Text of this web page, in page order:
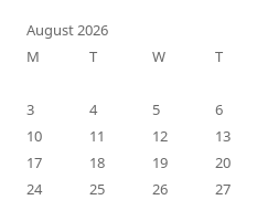
August 2026
M
T W T
3
4 5 6
10
11 12 13
17
18 19 20
24
25 26 27